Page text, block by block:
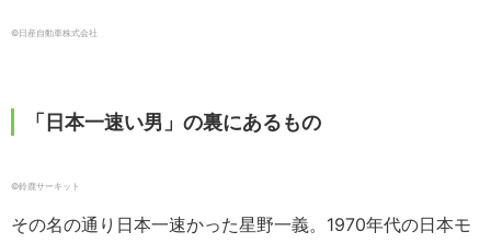
©︎日産自動車株式会社
「日本一速い男」の裏にあるもの
©鈴鹿サーキット
その名の通り日本一速かった星野一義。1970年代の日本モ